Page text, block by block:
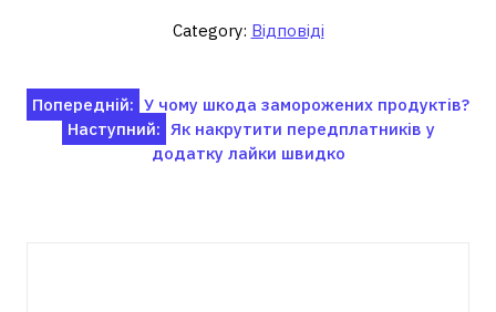
Category: Відповіді
Навігація
записів
Попередній: У чому шкода заморожених продуктів?
Наступний: Як накрутити передплатників у
додатку лайки швидко